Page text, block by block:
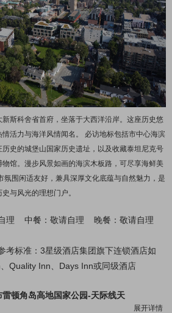
斯科舍省首府，坐落于大西洋沿岸。这座历史悠
活力与海洋风情闻名。 必访地标包括市中心海滨
史的城堡山国家历史遗址，以及收藏泰坦尼克号
馆。漫步风景如画的海滨木板路，可尽享海鲜美
氛围闲适友好，兼具深厚文化底蕴与自然魅力，是
与风光的理想门户。
理 中餐：敬请自理 晚餐：敬请自理
考标准：3星级酒店集团旗下连锁酒店如
Quality Inn、Days Inn或同级酒店
顿角岛高地国家公园-天际线天
展开详情